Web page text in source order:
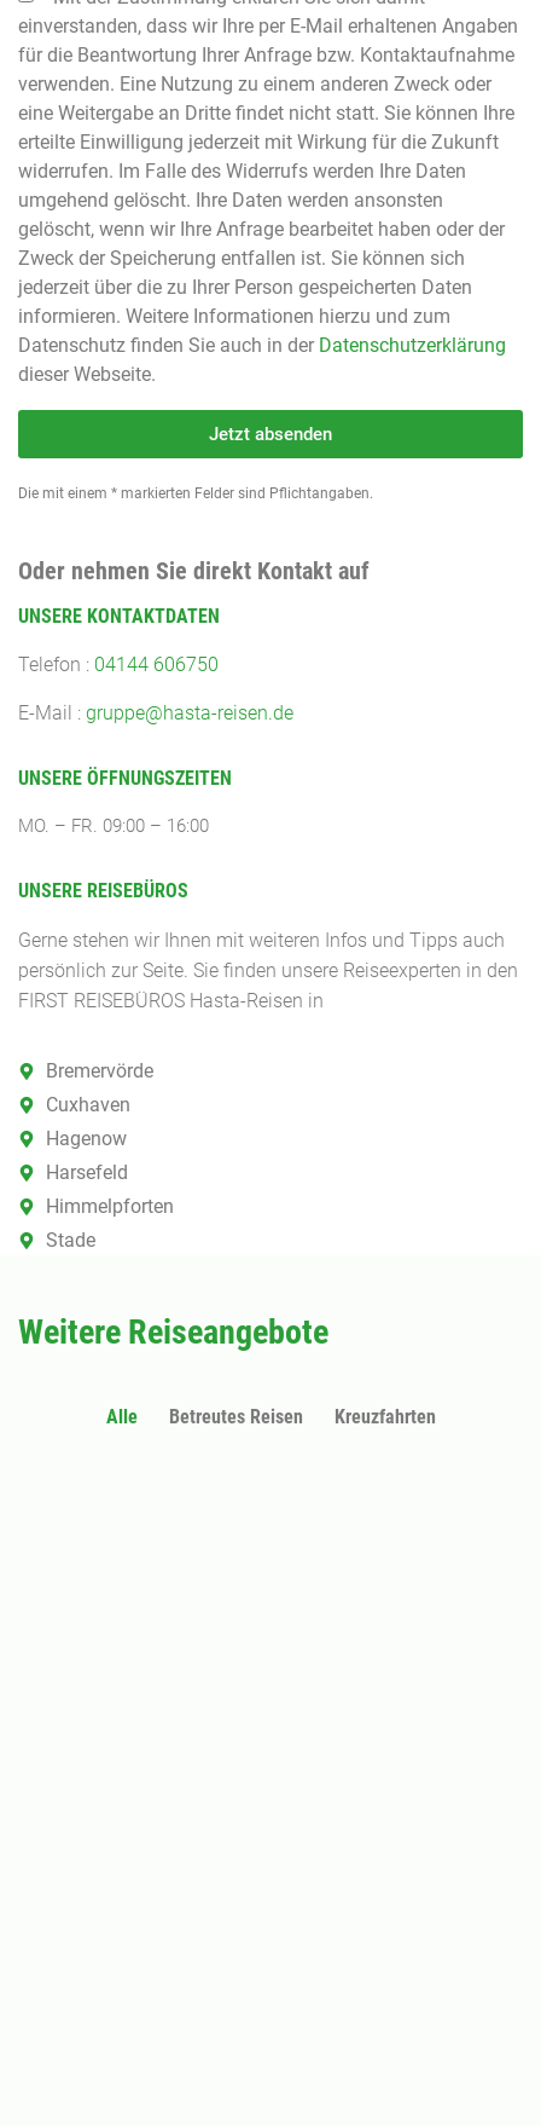
einverstanden, dass wir Ihre per E-Mail erhaltenen Angaben
für die Beantwortung Ihrer Anfrage bzw. Kontaktaufnahme
verwenden. Eine Nutzung zu einem anderen Zweck oder
eine Weitergabe an Dritte findet nicht statt. Sie können Ihre
erteilte Einwilligung jederzeit mit Wirkung für die Zukunft
widerrufen. Im Falle des Widerrufs werden Ihre Daten
umgehend gelöscht. Ihre Daten werden ansonsten
gelöscht, wenn wir Ihre Anfrage bearbeitet haben oder der
Zweck der Speicherung entfallen ist. Sie können sich
jederzeit über die zu Ihrer Person gespeicherten Daten
informieren. Weitere Informationen hierzu und zum
Datenschutz finden Sie auch in der Datenschutzerklärung
dieser Webseite.
Jetzt absenden
Die mit einem * markierten Felder sind Pflichtangaben.
Oder nehmen Sie direkt Kontakt auf
UNSERE KONTAKTDATEN
Telefon : 04144 606750
E-Mail : gruppe@hasta-reisen.de
UNSERE ÖFFNUNGSZEITEN
MO. – FR. 09:00 – 16:00
UNSERE REISEBÜROS
Gerne stehen wir Ihnen mit weiteren Infos und Tipps auch
persönlich zur Seite. Sie finden unsere Reiseexperten in den
FIRST REISEBÜROS Hasta-Reisen in
Bremervörde
Cuxhaven
Hagenow
Harsefeld
Himmelpforten
Stade
Weitere Reiseangebote
Alle Betreutes Reisen Kreuzfahrten